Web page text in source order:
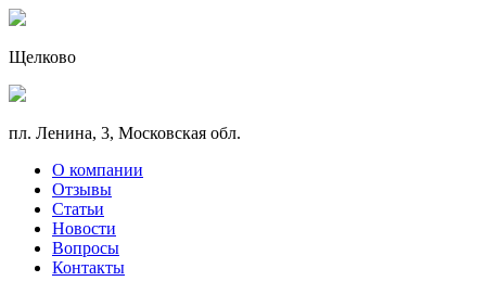
Щелково
пл. Ленина, 3, Московская обл.
О компании
Отзывы
Статьи
Новости
Вопросы
Контакты